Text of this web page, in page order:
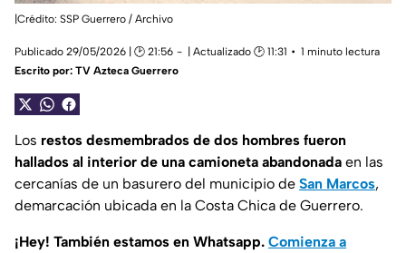
|Crédito: SSP Guerrero / Archivo
Publicado 29/05/2026 | 🕑 21:56 | Actualizado 🕑 11:31
1 minuto lectura
Escrito por: TV Azteca Guerrero
Los restos desmembrados de dos hombres fueron
hallados al interior de una camioneta abandonada en las
cercanías de un basurero del municipio de San Marcos,
demarcación ubicada en la Costa Chica de Guerrero.
¡Hey! También estamos en Whatsapp. Comienza a